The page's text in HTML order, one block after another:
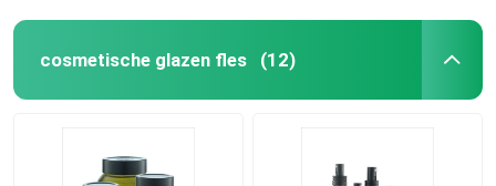
cosmetische glazen fles (12)